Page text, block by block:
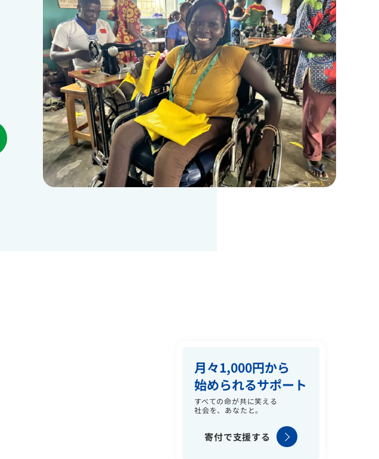
月々1,000円から
始められるサポート
すべての命が共に笑える
社会を、あなたと。
寄付で支援する